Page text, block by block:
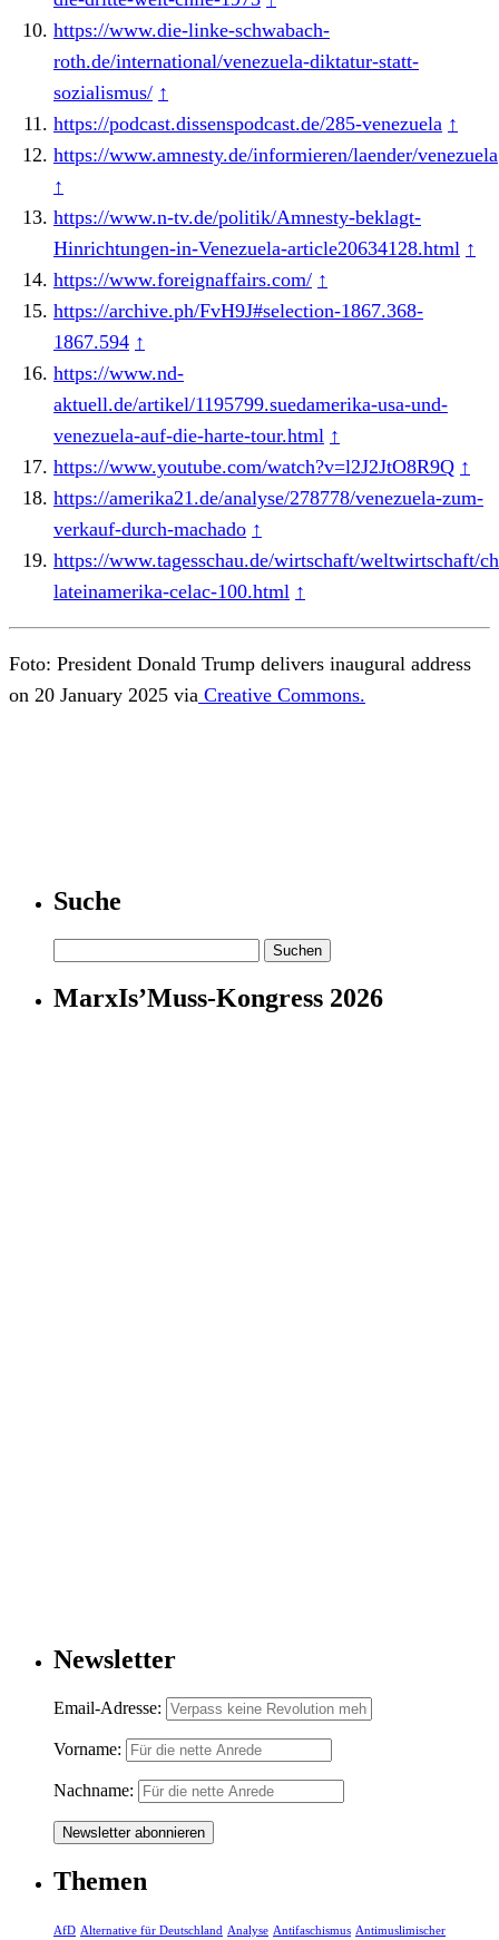
https://www.die-linke-schwabach-
roth.de/international/venezuela-diktatur-statt-
sozialismus/ ↑
https://podcast.dissenspodcast.de/285-venezuela ↑
https://www.amnesty.de/informieren/laender/venezuela
↑
https://www.n-tv.de/politik/Amnesty-beklagt-
Hinrichtungen-in-Venezuela-article20634128.html ↑
https://www.foreignaffairs.com/ ↑
https://archive.ph/FvH9J#selection-1867.368-
1867.594 ↑
https://www.nd-
aktuell.de/artikel/1195799.suedamerika-usa-und-
venezuela-auf-die-harte-tour.html ↑
https://www.youtube.com/watch?v=l2J2JtO8R9Q ↑
https://amerika21.de/analyse/278778/venezuela-zum-
verkauf-durch-machado ↑
https://www.tagesschau.de/wirtschaft/weltwirtschaft/
lateinamerika-celac-100.html ↑
Foto: President Donald Trump delivers inaugural address
on 20 January 2025 via Creative Commons.
Suche
nach:
MarxIs’Muss-Kongress 2026
Newsletter
Email-Adresse:
Vorname:
Nachname:
Themen
AfD Alternative für Deutschland Analyse Antifaschismus Antimuslimischer